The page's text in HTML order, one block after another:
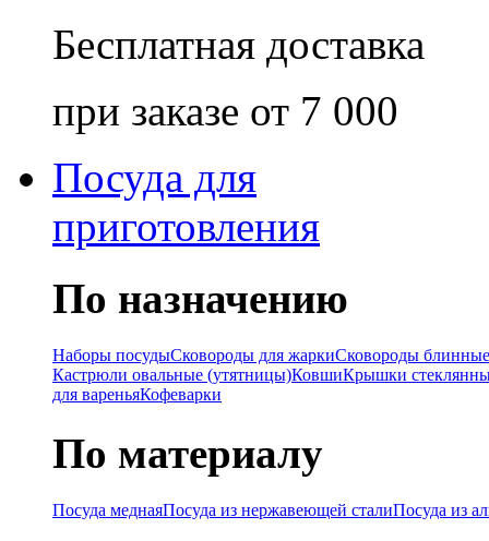
Бесплатная доставка
при заказе от 7 000
Посуда для
приготовления
По назначению
Наборы посудыСковороды для жаркиСковороды блинные
Кастрюли овальные (утятницы)КовшиКрышки
для вареньяКофеварки
По материалу
Посуда меднаяПосуда из нержавеющей сталиПосуда из